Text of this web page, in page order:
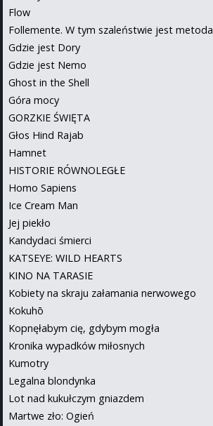
Flow
Follemente. W tym szaleństwie jest metoda
Gdzie jest Dory
Gdzie jest Nemo
Ghost in the Shell
Góra mocy
GORZKIE ŚWIĘTA
Głos Hind Rajab
Hamnet
HISTORIE RÓWNOLEGŁE
Homo Sapiens
Ice Cream Man
Jej piekło
Kandydaci śmierci
KATSEYE: WILD HEARTS
KINO NA TARASIE
Kobiety na skraju załamania nerwowego
Kokuhō
Kopnęłabym cię, gdybym mogła
Kronika wypadków miłosnych
Kumotry
Legalna blondynka
Lot nad kukułczym gniazdem
Martwe zło: Ogień